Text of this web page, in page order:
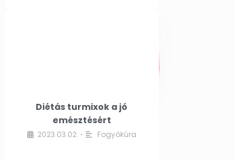
Diétás turmixok a jó
emésztésért
2023.03.02. • Fogyókúra